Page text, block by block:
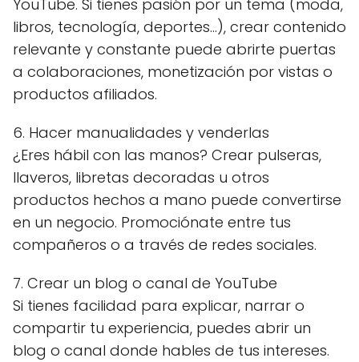
YouTube. Si tienes pasión por un tema (moda,
libros, tecnología, deportes…), crear contenido
relevante y constante puede abrirte puertas
a colaboraciones, monetización por vistas o
productos afiliados.
6. Hacer manualidades y venderlas
¿Eres hábil con las manos? Crear pulseras,
llaveros, libretas decoradas u otros
productos hechos a mano puede convertirse
en un negocio. Promociónate entre tus
compañeros o a través de redes sociales.
7. Crear un blog o canal de YouTube
Si tienes facilidad para explicar, narrar o
compartir tu experiencia, puedes abrir un
blog o canal donde hables de tus intereses.